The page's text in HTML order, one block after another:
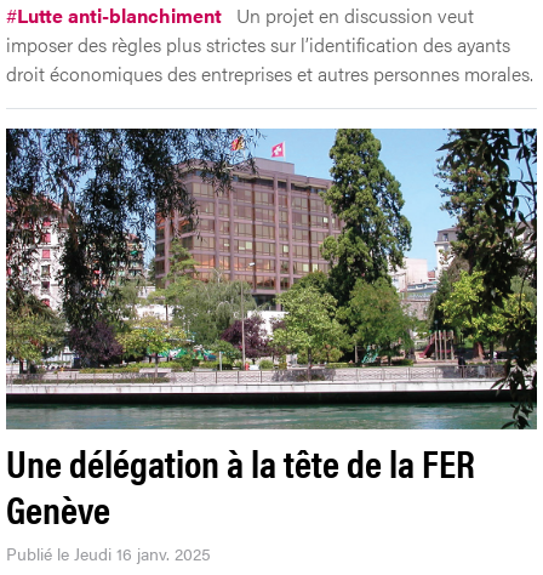
#Lutte anti-blanchiment Un projet en discussion veut
imposer des règles plus strictes sur l’identification des ayants
droit économiques des entreprises et autres personnes morales.
Une délégation à la tête de la FER
Genève
Publié le Jeudi 16 janv. 2025